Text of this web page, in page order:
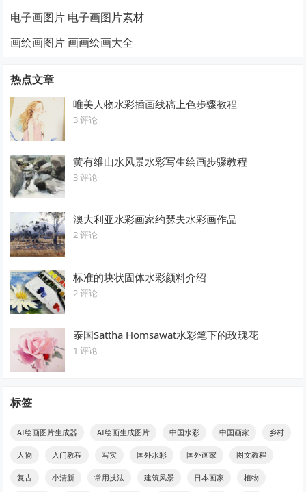
电子画图片 电子画图片素材
画绘画图片 画画绘画大全
热点文章
唯美人物水彩插画线稿上色步骤教程
3 评论
黄有维山水风景水彩写生绘画步骤教程
3 评论
澳大利亚水彩画家约瑟夫水彩画作品
2 评论
标准的块状固体水彩颜料介绍
2 评论
泰国Sattha Homsawat水彩笔下的玫瑰花
1 评论
标签
AI绘画图片生成器 AI绘画生成图片 中国水彩 中国画家 乡村
人物 入门教程 写实 国外水彩 国外画家 图文教程
复古 小清新 常用技法 建筑风景 日本画家 植物